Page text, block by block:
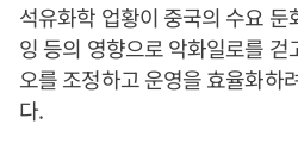
석유화학 업황이 중국의 수요
잉 등의 영향으로 악화일로를
오를 조정하고 운영을 효율화하
다.